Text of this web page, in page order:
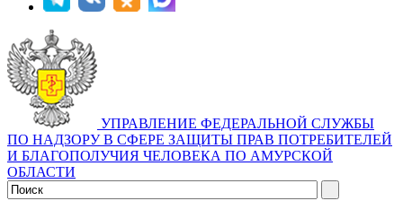
УПРАВЛЕНИЕ ФЕДЕРАЛЬНОЙ СЛУЖБЫ
ПО НАДЗОРУ В СФЕРЕ ЗАЩИТЫ ПРАВ ПОТРЕБИТЕЛЕЙ
И БЛАГОПОЛУЧИЯ ЧЕЛОВЕКА ПО АМУРСКОЙ
ОБЛАСТИ